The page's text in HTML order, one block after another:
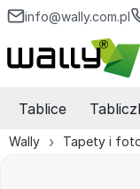
info@wally.com.pl
Tablice
Wally Tapety i